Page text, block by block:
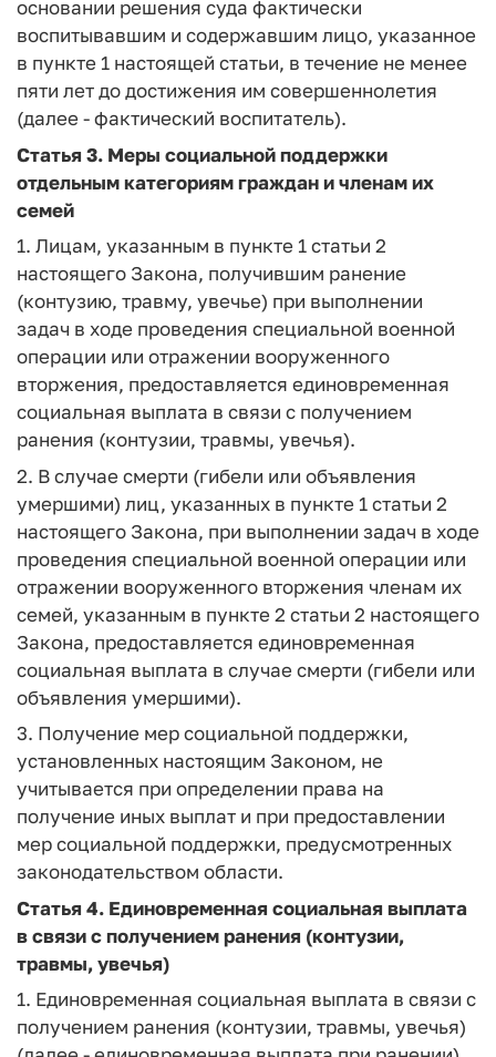
основании решения суда фактически
воспитывавшим и содержавшим лицо, указанное
в пункте 1 настоящей статьи, в течение не менее
пяти лет до достижения им совершеннолетия
(далее - фактический воспитатель).
Статья 3. Меры социальной поддержки
отдельным категориям граждан и членам их
семей
1. Лицам, указанным в пункте 1 статьи 2
настоящего Закона, получившим ранение
(контузию, травму, увечье) при выполнении
задач в ходе проведения специальной военной
операции или отражении вооруженного
вторжения, предоставляется единовременная
социальная выплата в связи с получением
ранения (контузии, травмы, увечья).
2. В случае смерти (гибели или объявления
умершими) лиц, указанных в пункте 1 статьи 2
настоящего Закона, при выполнении задач в ходе
проведения специальной военной операции или
отражении вооруженного вторжения членам их
семей, указанным в пункте 2 статьи 2 настоящего
Закона, предоставляется единовременная
социальная выплата в случае смерти (гибели или
объявления умершими).
3. Получение мер социальной поддержки,
установленных настоящим Законом, не
учитывается при определении права на
получение иных выплат и при предоставлении
мер социальной поддержки, предусмотренных
законодательством области.
Статья 4. Единовременная социальная выплата
в связи с получением ранения (контузии,
травмы, увечья)
1. Единовременная социальная выплата в связи с
получением ранения (контузии, травмы, увечья)